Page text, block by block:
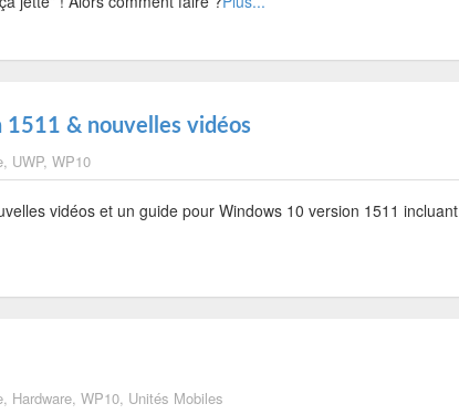
& nouvelles vidéos
, UWP, WP10
vidéos et un guide pour Windows 10 version 1511 incluant
, Hardware, WP10, Unités Mobiles